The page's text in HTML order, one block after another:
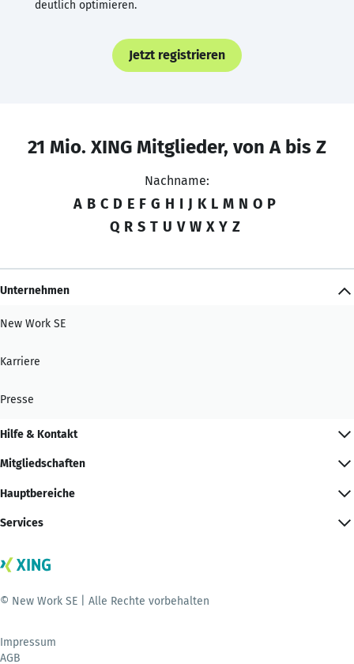
deutlich optimieren.
Jetzt registrieren
21 Mio. XING Mitglieder, von A bis Z
Nachname:
A B C D E F G H I J K L M N O P
Q R S T U V W X Y Z
Unternehmen
New Work SE
Karriere
Presse
Hilfe & Kontakt
Mitgliedschaften
Hauptbereiche
Services
© New Work SE | Alle Rechte vorbehalten
Impressum
AGB